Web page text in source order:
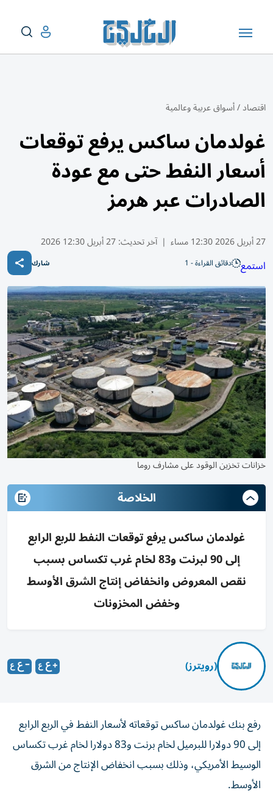
اقتصاد/أسواق عربية وعالمية
غولدمان ساكس يرفع توقعات
أسعار النفط حتى مع عودة
الصادرات عبر هرمز
27 أبريل 2026 12:30 مساء | آخر تحديث:27 أبريل 12:30 2026
استمع دقائق القراءة - 1 شارك
خزانات تخزين الوقود على مشارف روما
الخلاصة
غولدمان ساكس يرفع توقعات النفط للربع الرابع
إلى 90 لبرنت و83 لخام غرب تكساس بسبب
نقص المعروض وانخفاض إنتاج الشرق الأوسط
وخفض المخزونات
(رويترز)
رفع بنك غولدمان ساكس توقعاته لأسعار النفط في الربع الرابع
إلى 90 دولارا للبرميل ‌لخام برنت و83 دولارا لخام غرب تكساس
الوسيط الأمريكي، وذلك ​بسبب انخفاض ⁠الإنتاج من الشرق
الأوسط.